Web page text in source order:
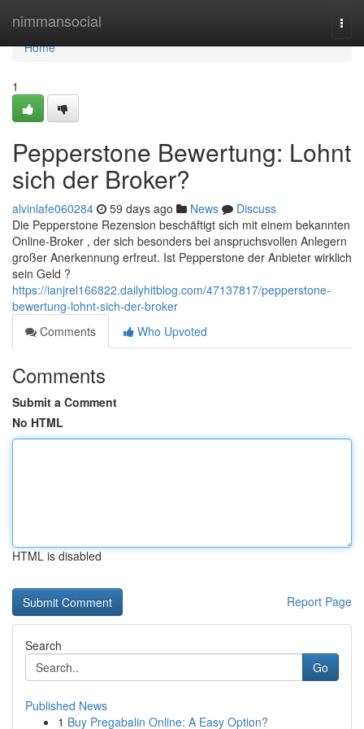
nimmansocial
Home
Home
1
Pepperstone Bewertung: Lohnt
sich der Broker?
alvinlafe060284 59 days ago News
Discuss
Die Pepperstone Rezension beschäftigt sich mit einem bekannten
Online-Broker , der sich besonders bei anspruchsvollen Anlegern
großer Anerkennung erfreut. Ist Pepperstone der Anbieter wirklich
sein Geld ?
https://ianjrel166822.dailyhitblog.com/47137817/pepperstone-
bewertung-lohnt-sich-der-broker
Comments
Who Upvoted
Comments
Submit a Comment
No HTML
HTML is disabled
Report Page
Search
Go
Published News
1 Buy Pregabalin Online: A Easy Option?